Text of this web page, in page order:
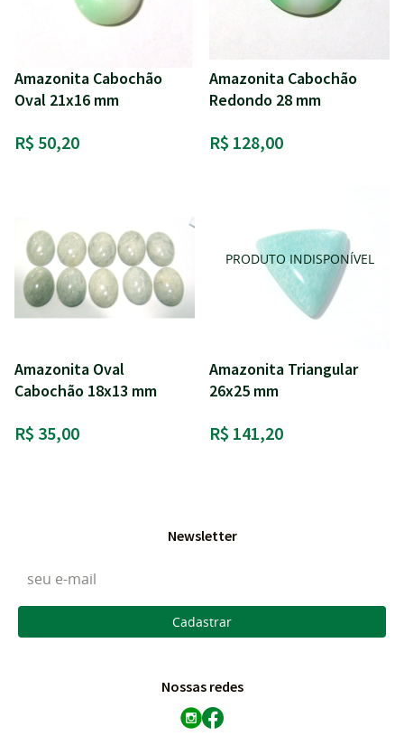
Amazonita Cabochão
Oval 21x16 mm
R$ 50,20
Amazonita Cabochão
Redondo 28 mm
R$ 128,00
Amazonita Oval
Cabochão 18x13 mm
R$ 35,00
Amazonita Triangular
26x25 mm
R$ 141,20
Newsletter
Cadastrar
Nossas redes